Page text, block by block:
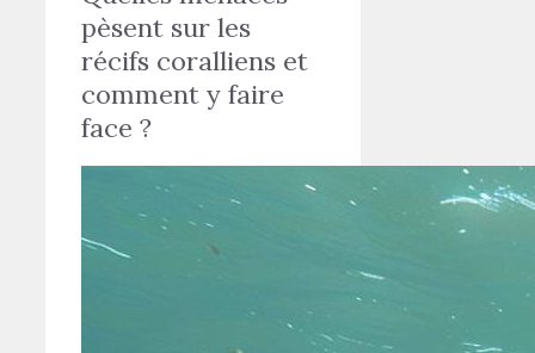
pèsent sur les
récifs coralliens et
comment y faire
face ?